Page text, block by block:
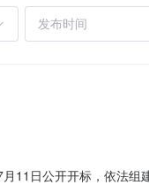
11日公开开标，依法组